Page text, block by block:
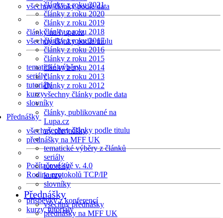
všechny články podle data
články na Lupa.cz
všechny články podle titulu
tematické výběry
seriály
tutoriály
kurzy
slovníky
Přednášky
všechny přednášky
přednášky na MFF UK
Počítačové sítě v. 4.0
Rodina protokolů TCP/IP
příspěvky z konferencí
kurzy, tutoriály
články z roku 2021
články z roku 2020
články z roku 2019
články z roku 2018
články z roku 2017
články z roku 2016
články z roku 2015
články z roku 2014
články z roku 2013
články z roku 2012
všechny články podle data
články, publikované na
Lupa.cz
všechny články podle titulu
tematické výběry z článků
seriály
tutoriály
kurzy
slovníky
Přednášky
všechny přednášky
přednášky na MFF UK